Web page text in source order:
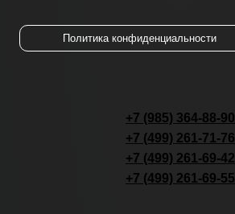
Политика конфиденциальности
+7 (985) 364-88-90
+7 (499) 261-71-76
+7 (499) 261-69-42
+7 (499) 261-69-55